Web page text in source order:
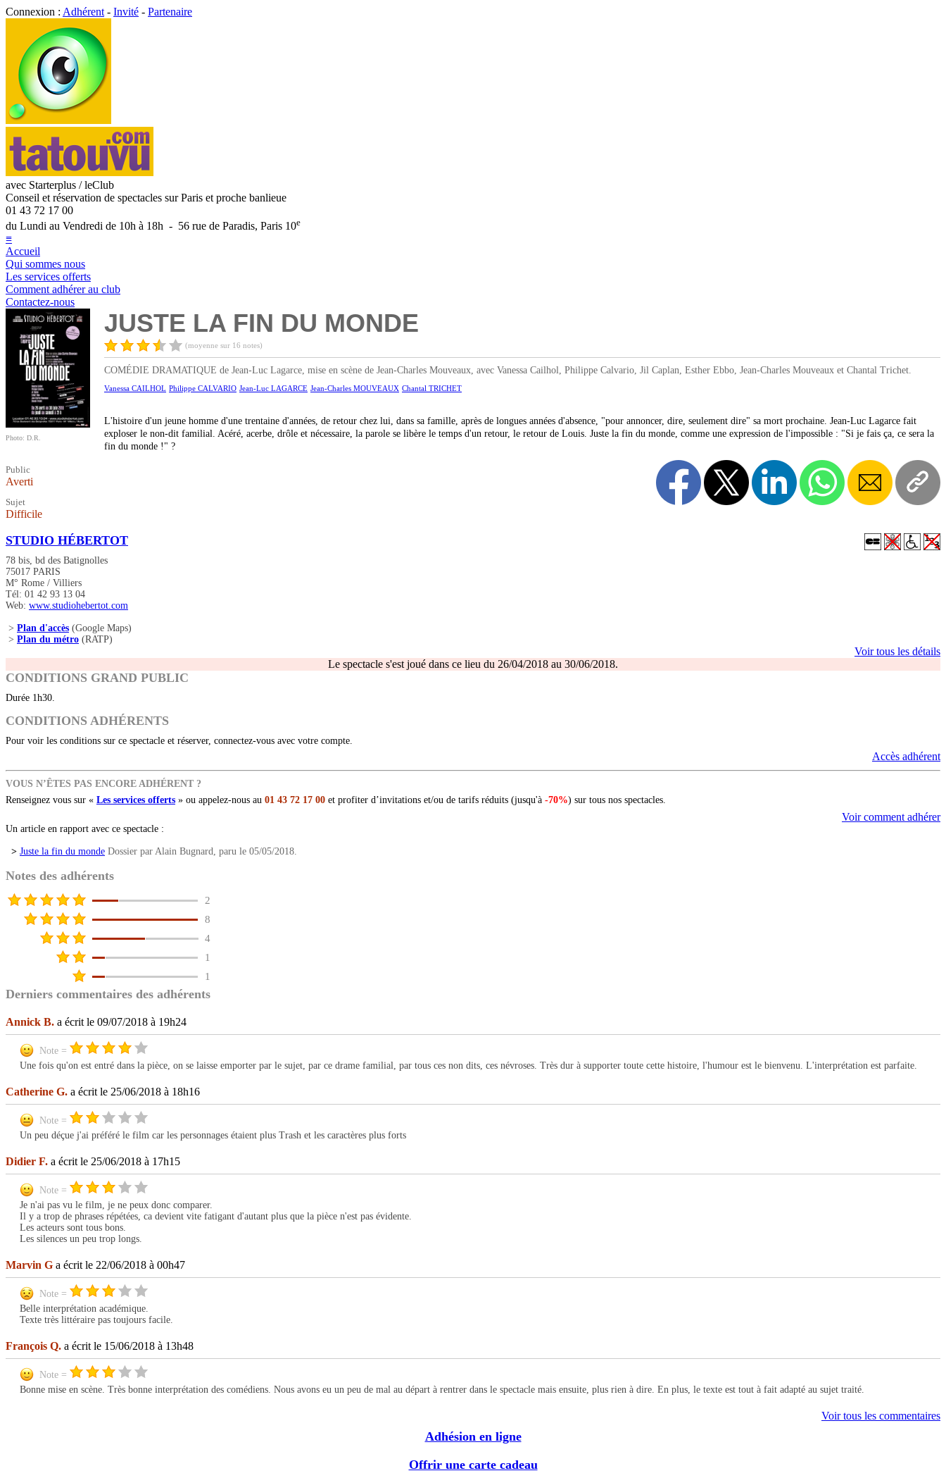
Connexion : Adhérent - Invité - Partenaire
avec Starterplus / leClub
Conseil et réservation de spectacles sur Paris et proche banlieue
01 43 72 17 00
du Lundi au Vendredi de 10h à 18h - 56 rue de Paradis, Paris 10e
≡
Accueil
Qui sommes nous
Les services offerts
Comment adhérer au club
Contactez-nous
Photo: D.R.
Public
Averti
Sujet
Difficile
JUSTE LA FIN DU MONDE
(moyenne sur 16 notes)
COMÉDIE DRAMATIQUE de Jean-Luc Lagarce, mise en scène de Jean-Charles Mouveaux, avec Vanessa Cailhol, Philippe Calvario, Jil Caplan, Esther Ebbo, Jean-Charles Mouveaux et Chantal Trichet.
Vanessa CAILHOL Philippe CALVARIO Jean-Luc LAGARCE Jean-Charles MOUVEAUX Chantal TRICHET
L'histoire d'un jeune homme d'une trentaine d'années, de retour chez lui, dans sa famille, après de longues années d'absence, "pour annoncer, dire, seulement dire" sa mort prochaine. Jean-Luc Lagarce fait
exploser le non-dit familial. Acéré, acerbe, drôle et nécessaire, la parole se libère le temps d'un retour, le retour de Louis. Juste la fin du monde, comme une expression de l'impossible : "Si je fais ça, ce sera la
fin du monde !" ?
STUDIO HÉBERTOT
78 bis, bd des Batignolles
75017 PARIS
M° Rome / Villiers
Tél: 01 42 93 13 04
Web: www.studiohebertot.com
> Plan d'accès (Google Maps)
> Plan du métro (RATP)
Voir tous les détails
Le spectacle s'est joué dans ce lieu du 26/04/2018 au 30/06/2018.
CONDITIONS GRAND PUBLIC
Durée 1h30.
CONDITIONS ADHÉRENTS
Pour voir les conditions sur ce spectacle et réserver, connectez-vous avec votre compte.
Accès adhérent
VOUS N’ÊTES PAS ENCORE ADHÉRENT ?
Renseignez vous sur « Les services offerts » ou appelez-nous au 01 43 72 17 00 et profiter d’invitations et/ou de tarifs réduits (jusqu'à -70%) sur tous nos spectacles.
Voir comment adhérer
Un article en rapport avec ce spectacle :
> Juste la fin du monde Dossier par Alain Bugnard, paru le 05/05/2018.
Notes des adhérents
2
8
4
1
1
Derniers commentaires des adhérents
Annick B. a écrit le 09/07/2018 à 19h24
Note =
Une fois qu'on est entré dans la pièce, on se laisse emporter par le sujet, par ce drame familial, par tous ces non dits, ces névroses. Très dur à supporter toute cette histoire, l'humour est le bienvenu. L'interprétation est parfaite.
Catherine G. a écrit le 25/06/2018 à 18h16
Note =
Un peu déçue j'ai préféré le film car les personnages étaient plus Trash et les caractères plus forts
Didier F. a écrit le 25/06/2018 à 17h15
Note =
Je n'ai pas vu le film, je ne peux donc comparer.
Il y a trop de phrases répétées, ca devient vite fatigant d'autant plus que la pièce n'est pas évidente.
Les acteurs sont tous bons.
Les silences un peu trop longs.
Marvin G a écrit le 22/06/2018 à 00h47
Note =
Belle interprétation académique.
Texte très littéraire pas toujours facile.
François Q. a écrit le 15/06/2018 à 13h48
Note =
Bonne mise en scène. Très bonne interprétation des comédiens. Nous avons eu un peu de mal au départ à rentrer dans le spectacle mais ensuite, plus rien à dire. En plus, le texte est tout à fait adapté au sujet traité.
Voir tous les commentaires
Adhésion en ligne
Offrir une carte cadeau